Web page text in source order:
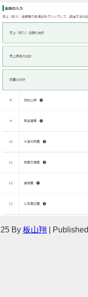
25 By 板山翔 Published